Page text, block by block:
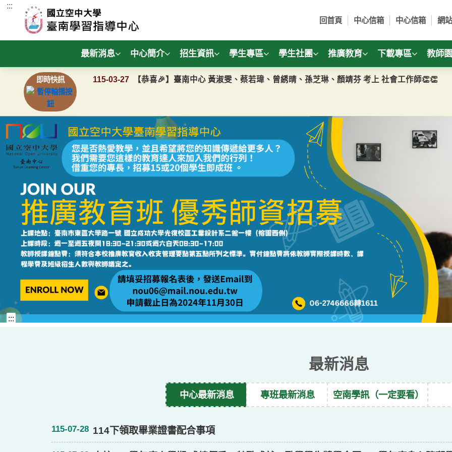
跳到主要內容區塊
:::
回首頁
中心信箱 中心信箱 網
最新消息 中心簡介 招生資訊 學生專區 學生社團 推廣教育 下載專區 教師
即時快訊 115-03-27 【恭喜🎉】臺南中心 黃淑雯、蔡若瑋、曾綉晴、孫芝琳、顏靖芬 考上 社會工作師👏👏
113-02-07 當學期開播後查詢學生選課資訊操作步驟
115-06-17 115年第三季社會工作、社會福利實習學分班招生簡章出爐囉！歡迎下載！
115-04-09 ［2026免費講座］不可不知講座系列房地產講座
115-04-07 空大 App［重要必看］
:::
最新消息
中心最新消息 專班最新消息 空南學訊（一定要看）
115-07-28 114下領取畢業證書配合事項